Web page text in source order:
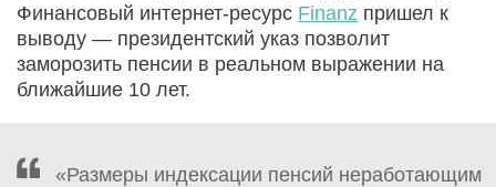
Финансовый интернет-ресурс Finanz пришел к
выводу — президентский указ позволит
заморозить пенсии в реальном выражении на
ближайшие 10 лет.
«Размеры индексации пенсий неработающим